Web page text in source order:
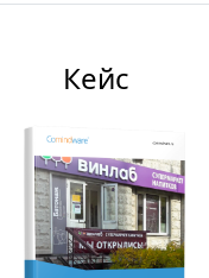
Кейс